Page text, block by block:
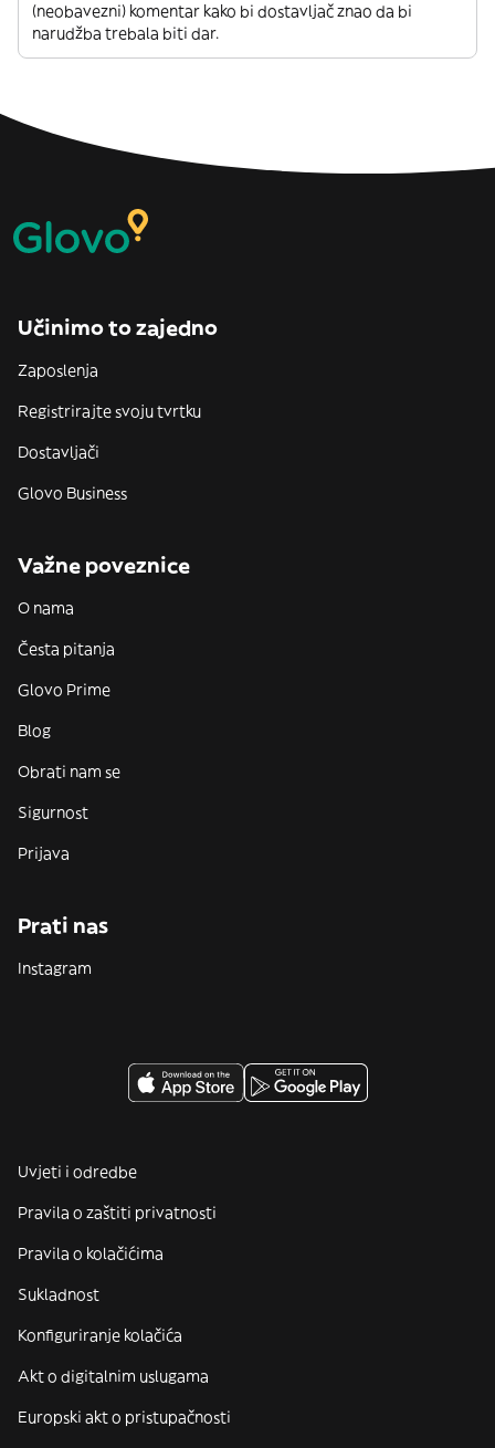
(neobavezni) komentar kako bi dostavljač znao da bi
narudžba trebala biti dar.
Učinimo to zajedno
Zaposlenja
Registrirajte svoju tvrtku
Dostavljači
Glovo Business
Važne poveznice
O nama
Česta pitanja
Glovo Prime
Blog
Obrati nam se
Sigurnost
Prijava
Prati nas
Instagram
Uvjeti i odredbe
Pravila o zaštiti privatnosti
Pravila o kolačićima
Sukladnost
Konfiguriranje kolačića
Akt o digitalnim uslugama
Europski akt o pristupačnosti